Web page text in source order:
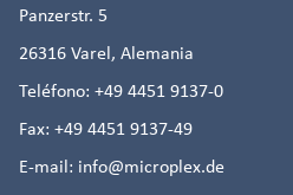
Panzerstr. 5
26316 Varel, Alemania
Teléfono: +49 4451 9137-0
Fax: +49 4451 9137-49
E-mail: info@microplex.de